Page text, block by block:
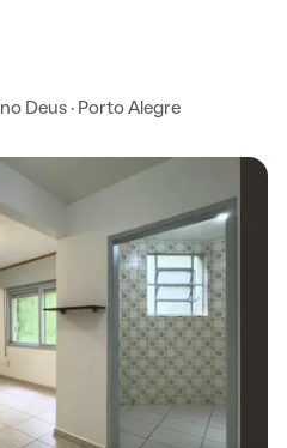
Deus · Porto Alegre